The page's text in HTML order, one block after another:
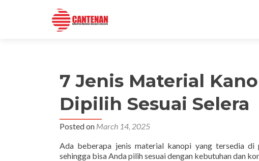
7 Jenis Material
Dipilih Sesuai Selera
Posted on March 14, 2025
Ada beberapa jenis material kanopi yang tersedia di
sehingga bisa Anda pilih sesuai dengan kebutuhan dan